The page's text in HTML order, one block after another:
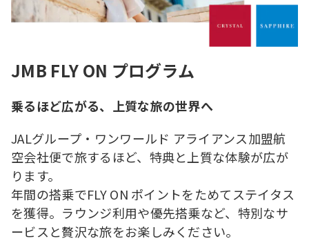
JMB FLY ON プログラム
乗るほど広がる、上質な旅の世界へ
JALグループ・ワンワールド アライアンス加盟航
空会社便で旅するほど、特典と上質な体験が広が
ります。
年間の搭乗でFLY ON ポイントをためてステイタス
を獲得。ラウンジ利用や優先搭乗など、特別なサ
ービスと贅沢な旅をお楽しみください。